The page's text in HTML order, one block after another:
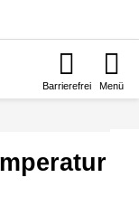
Barrierefrei Menü